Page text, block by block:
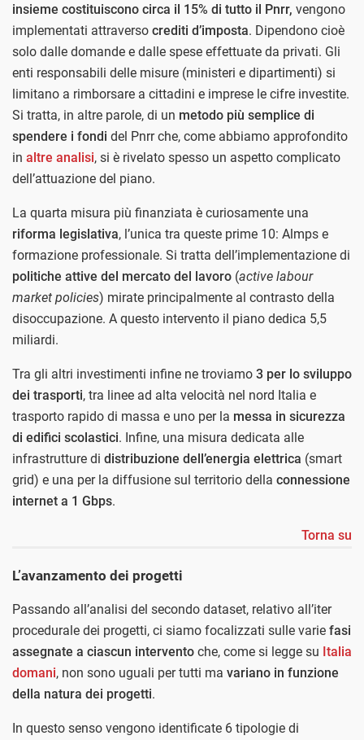
insieme costituiscono circa il 15% di tutto il Pnrr, vengono
implementati attraverso crediti d’imposta. Dipendono cioè
solo dalle domande e dalle spese effettuate da privati. Gli
enti responsabili delle misure (ministeri e dipartimenti) si
limitano a rimborsare a cittadini e imprese le cifre investite.
Si tratta, in altre parole, di un metodo più semplice di
spendere i fondi del Pnrr che, come abbiamo approfondito
in altre analisi, si è rivelato spesso un aspetto complicato
dell’attuazione del piano.
La quarta misura più finanziata è curiosamente una
riforma legislativa, l’unica tra queste prime 10: Almps e
formazione professionale. Si tratta dell’implementazione di
politiche attive del mercato del lavoro (active labour
market policies) mirate principalmente al contrasto della
disoccupazione. A questo intervento il piano dedica 5,5
miliardi.
Tra gli altri investimenti infine ne troviamo 3 per lo sviluppo
dei trasporti, tra linee ad alta velocità nel nord Italia e
trasporto rapido di massa e uno per la messa in sicurezza
di edifici scolastici. Infine, una misura dedicata alle
infrastrutture di distribuzione dell’energia elettrica (smart
grid) e una per la diffusione sul territorio della connessione
internet a 1 Gbps.
Torna su
L’avanzamento dei progetti
Passando all’analisi del secondo dataset, relativo all’iter
procedurale dei progetti, ci siamo focalizzati sulle varie fasi
assegnate a ciascun intervento che, come si legge su Italia
domani, non sono uguali per tutti ma variano in funzione
della natura dei progetti.
In questo senso vengono identificate 6 tipologie di